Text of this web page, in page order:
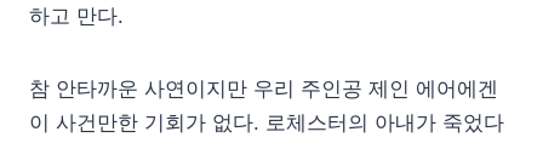
하고 만다.
참 안타까운 사연이지만 우리 주인공 제인 에어에겐
이 사건만한 기회가 없다. 로체스터의 아내가 죽었다